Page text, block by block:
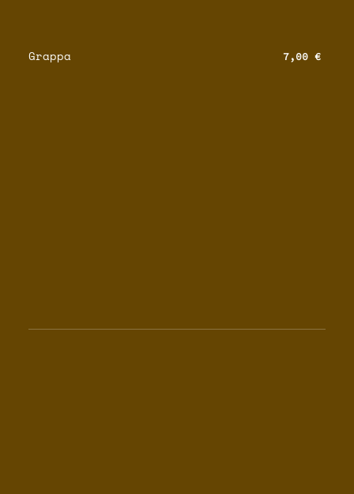
Grappa 7,00 €